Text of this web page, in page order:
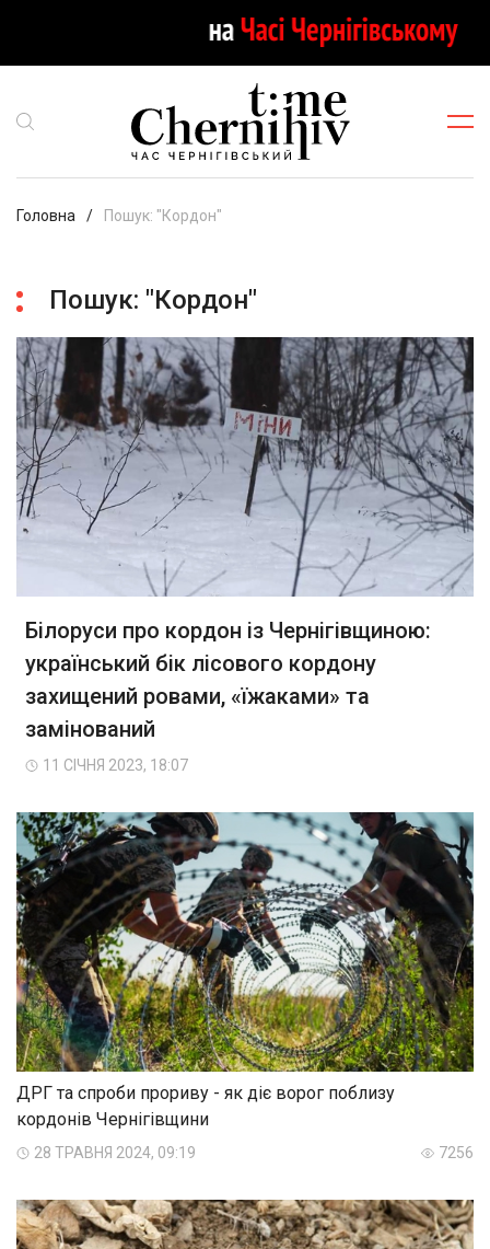
Головна Пошук: "Кордон"
Пошук: "Кордон"
Білоруси про кордон із Чернігівщиною:
український бік лісового кордону
захищений ровами, «їжаками» та
замінований
11 СІЧНЯ 2023, 18:07
ДРГ та спроби прориву - як діє ворог поблизу
кордонів Чернігівщини
28 ТРАВНЯ 2024, 09:19 7256